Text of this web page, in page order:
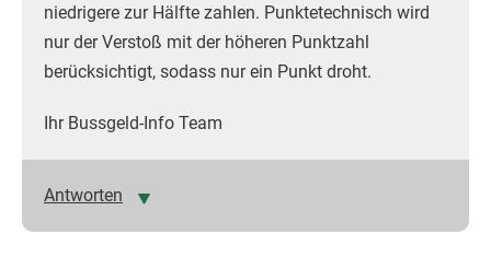
niedrigere zur Hälfte zahlen. Punktetechnisch wird
nur der Verstoß mit der höheren Punktzahl
berücksichtigt, sodass nur ein Punkt droht.
Ihr Bussgeld-Info Team
Antworten